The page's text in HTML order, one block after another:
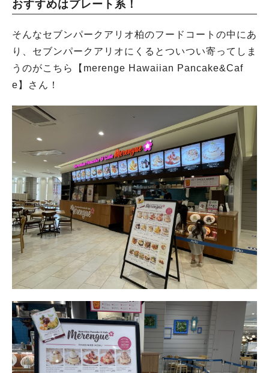
おすすめはプレート系！
そんなセブンパークアリオ柏のフードコートの中にあ
り、セブンパークアリオにくるとついつい寄ってしま
うのがこちら【merenge Hawaiian Pancake&Caf
e】さん！